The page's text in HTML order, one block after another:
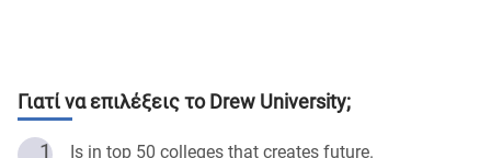
Γιατί να επιλέξεις το Drew University;
1 Is in top 50 colleges that creates future.